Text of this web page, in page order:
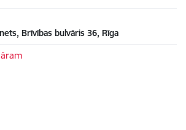
Brīvības bulvāris 36, Rīga